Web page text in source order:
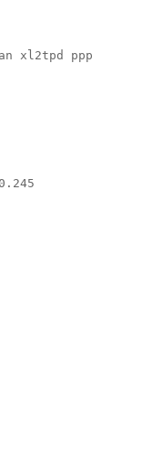
xl2tpd ppp